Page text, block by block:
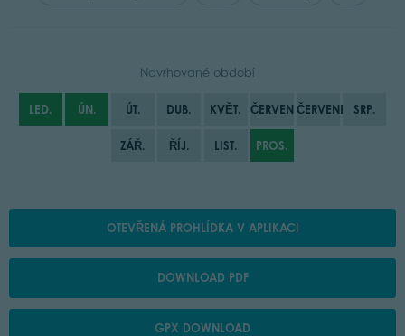
Navrhované období
LED. ÚN. ÚT. DUB. KVĚT. ČERVEN ČERVENECSRP.
ZÁŘ. ŘÍJ. LIST. PROS.
OTEVŘENÁ PROHLÍDKA V APLIKACI
DOWNLOAD PDF
GPX DOWNLOAD